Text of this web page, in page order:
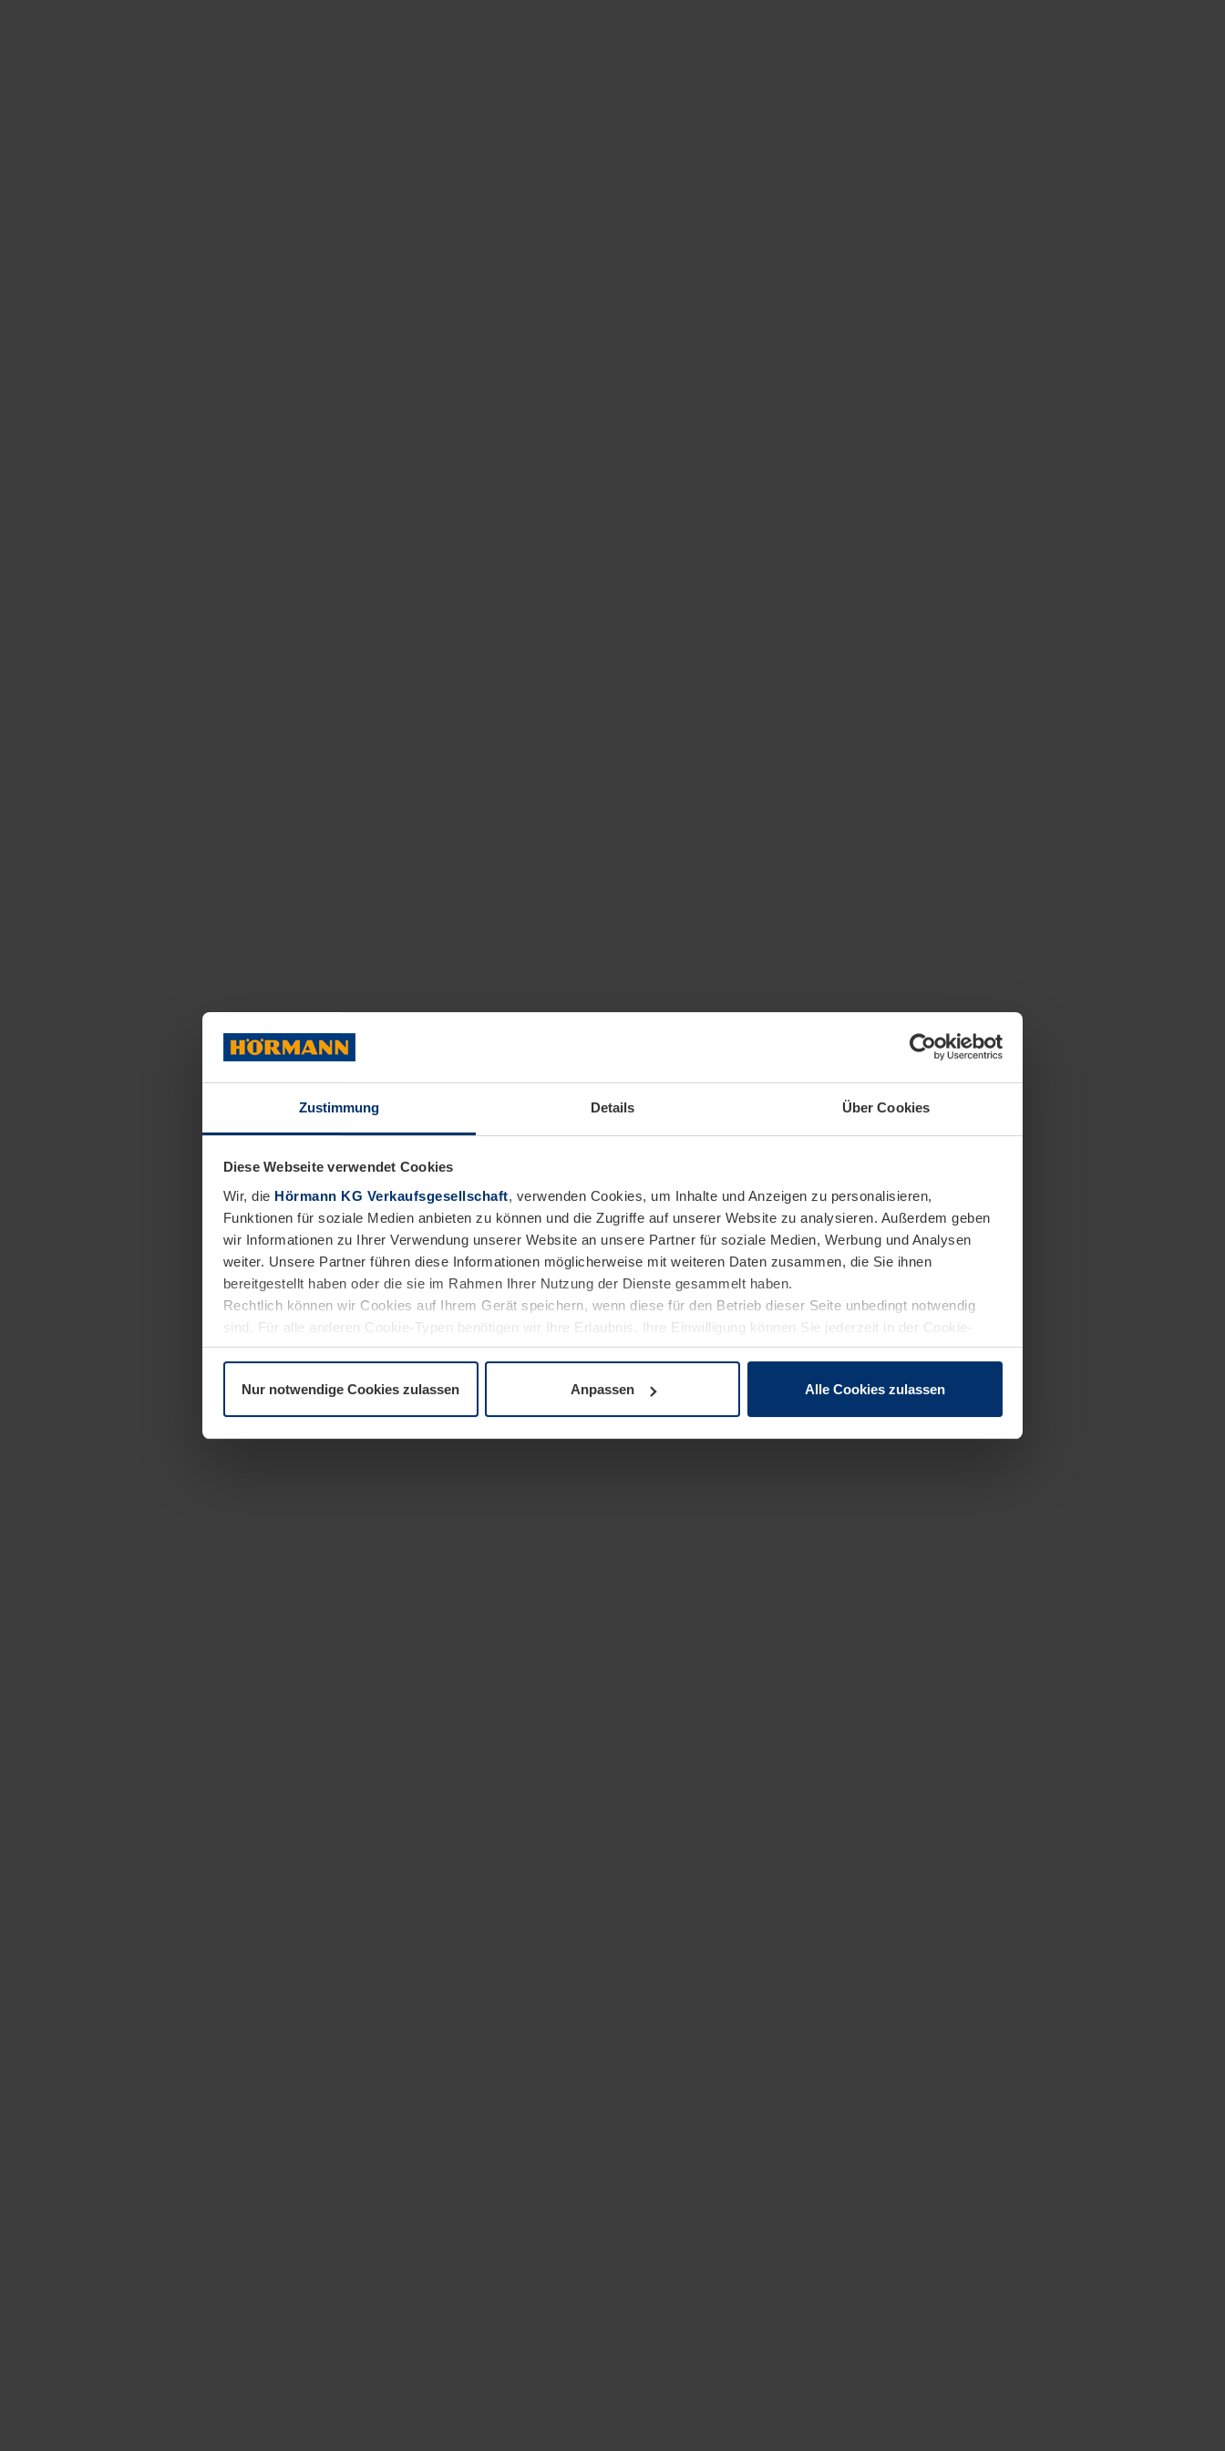
Zustimmung Details Über Cookies
Diese Webseite verwendet Cookies
Wir, die Hörmann KG Verkaufsgesellschaft, verwenden Cookies, um Inhalte und Anzeigen zu personalisieren,
Funktionen für soziale Medien anbieten zu können und die Zugriffe auf unserer Website zu analysieren. Außerdem geben
wir Informationen zu Ihrer Verwendung unserer Website an unsere Partner für soziale Medien, Werbung und Analysen
weiter. Unsere Partner führen diese Informationen möglicherweise mit weiteren Daten zusammen, die Sie ihnen
bereitgestellt haben oder die sie im Rahmen Ihrer Nutzung der Dienste gesammelt haben.
Rechtlich können wir Cookies auf Ihrem Gerät speichern, wenn diese für den Betrieb dieser Seite unbedingt notwendig
sind. Für alle anderen Cookie-Typen benötigen wir Ihre Erlaubnis. Ihre Einwilligung können Sie jederzeit in der Cookie-
Erläuterung auf der SeiteDatenschutzerklärungunserer Website ändern oder widerrufen.
Nur notwendige Cookies zulassen Anpassen Alle Cookies zulassen